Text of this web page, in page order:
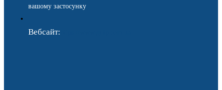
вашому застосунку
Вебсайт: